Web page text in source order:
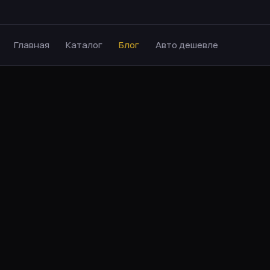
Главная Каталог Блог Авто дешевле